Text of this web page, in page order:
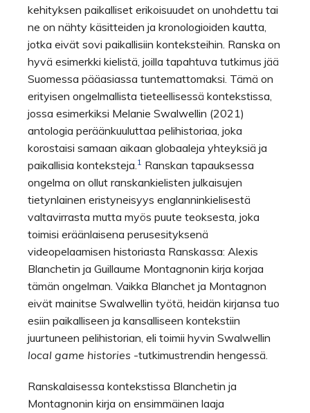
kehityksen paikalliset erikoisuudet on unohdettu tai
ne on nähty käsitteiden ja kronologioiden kautta,
jotka eivät sovi paikallisiin konteksteihin. Ranska on
hyvä esimerkki kielistä, joilla tapahtuva tutkimus jää
Suomessa pääasiassa tuntemattomaksi. Tämä on
erityisen ongelmallista tieteellisessä kontekstissa,
jossa esimerkiksi Melanie Swalwellin (2021)
antologia peräänkuuluttaa pelihistoriaa, joka
korostaisi samaan aikaan globaaleja yhteyksiä ja
paikallisia konteksteja.1 Ranskan tapauksessa
ongelma on ollut ranskankielisten julkaisujen
tietynlainen eristyneisyys englanninkielisestä
valtavirrasta mutta myös puute teoksesta, joka
toimisi eräänlaisena perusesityksenä
videopelaamisen historiasta Ranskassa: Alexis
Blanchetin ja Guillaume Montagnonin kirja korjaa
tämän ongelman. Vaikka Blanchet ja Montagnon
eivät mainitse Swalwellin työtä, heidän kirjansa tuo
esiin paikalliseen ja kansalliseen kontekstiin
juurtuneen pelihistorian, eli toimii hyvin Swalwellin
local game histories -tutkimustrendin hengessä.
Ranskalaisessa kontekstissa Blanchetin ja
Montagnonin kirja on ensimmäinen laaja